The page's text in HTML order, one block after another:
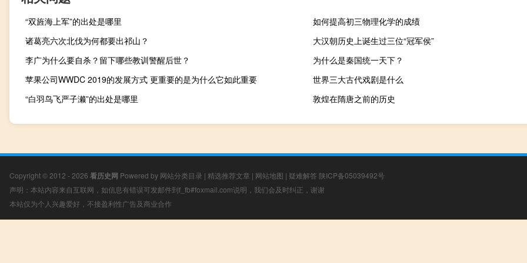
“双旌海上军”的出处是哪里
如何提高初三物理化学的成绩
诸葛亮六次北伐为何都要出祁山？
大汉朝历史上诞生过三位“冠军侯”
李广为什么要自杀？留下哪些教训警醒后世？
为什么是秦国统一天下？
苹果公司WWDC 2019的发展方式 更重要的是为什么它如此重要
世界三大古代戏剧是什么
“白羽鸟飞严子濑”的出处是哪里
敦煌在隋唐之前的历史
Copyright © 2012 - 2026 看历史网 Powered by 网站分类目录 | 精选推荐文章 | 网站地图 | 疑难解答 陕ICP备05039492号
声明：本站内容来自互联网，如信息有错误可发邮件到f_fb#foxmail.com说明，我们会及时纠正，谢谢
本站仅为个人兴趣爱好，不接盈利性广告及商业合作